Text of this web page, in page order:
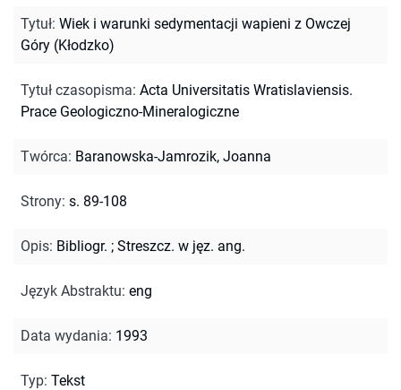
Tytuł: Wiek i warunki sedymentacji wapieni z Owczej
Góry (Kłodzko)
Tytuł czasopisma: Acta Universitatis Wratislaviensis.
Prace Geologiczno-Mineralogiczne
Twórca: Baranowska-Jamrozik, Joanna
Strony: s. 89-108
Opis: Bibliogr. ; Streszcz. w jęz. ang.
Język Abstraktu: eng
Data wydania: 1993
Typ: Tekst